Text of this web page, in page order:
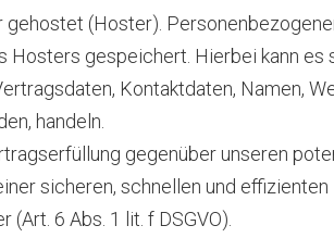
(Hoster).
gespeichert. Hierbei kann es
Kontaktdaten, Namen,
handeln.
gegenüber unseren
sicheren, schnellen und
6 Abs. 1 lit. f DSGVO).